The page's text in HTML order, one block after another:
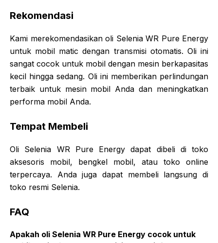
Rekomendasi
Kami merekomendasikan oli Selenia WR Pure Energy
untuk mobil matic dengan transmisi otomatis. Oli ini
sangat cocok untuk mobil dengan mesin berkapasitas
kecil hingga sedang. Oli ini memberikan perlindungan
terbaik untuk mesin mobil Anda dan meningkatkan
performa mobil Anda.
Tempat Membeli
Oli Selenia WR Pure Energy dapat dibeli di toko
aksesoris mobil, bengkel mobil, atau toko online
terpercaya. Anda juga dapat membeli langsung di
toko resmi Selenia.
FAQ
Apakah oli Selenia WR Pure Energy cocok untuk